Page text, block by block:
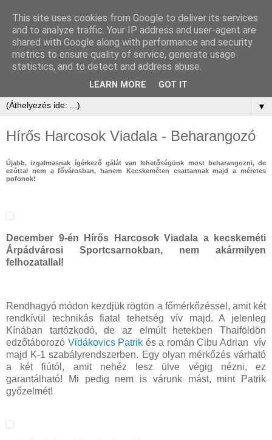
▼
Hírős Harcosok Viadala - Beharangozó
Újabb, izgalmasnak ígérkező gálát van lehetőségünk most beharangozni, de
ezúttal nem a fővárosban, hanem Kecskeméten csattannak majd a méretes
pofonok!
December 9-én Hírős Harcosok Viadala a kecskeméti
Árpádvárosi Sportcsarnokban, nem akármilyen
felhozatallal!
Rendhagyó módon kezdjük rögtön a főmérkőzéssel, amit két
rendkívül technikás fiatal tehetség vív majd. A jelenleg
Kínában tartózkodó, de az elmúlt hetekben Thaiföldön
edzőtáborozó Vidákovics Patrik és a román Cibu Adrian vív
majd K-1 szabályrendszerben. Egy olyan mérkőzés várható
a két fiútól, amit nehéz lesz ülve végig nézni, ez
garantálható! Mi pedig nem is várunk mást, mint Patrik
győzelmét!
This site uses cookies from Google to deliver its services
and to analyze traffic. Your IP address and user-agent are
shared with Google along with performance and security
metrics to ensure quality of service, generate usage
statistics, and to detect and address abuse.
LEARN MORE GOT IT